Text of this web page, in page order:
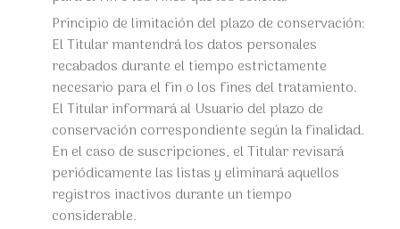
Principio de limitación del plazo de conservación:
El Titular mantendrá los datos personales
recabados durante el tiempo estrictamente
necesario para el fin o los fines del tratamiento.
El Titular informará al Usuario del plazo de
conservación correspondiente según la finalidad.
En el caso de suscripciones, el Titular revisará
periódicamente las listas y eliminará aquellos
registros inactivos durante un tiempo
considerable.